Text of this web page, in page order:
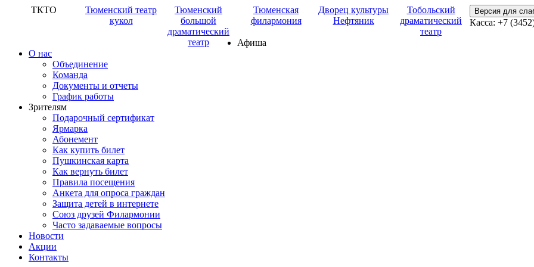
ТКТО
Тюменский театр
кукол
Тюменский
большой
драматический
театр
Тюменская
филармония
Дворец культуры
Нефтяник
Тобольский
драматический
театр
Версия для
Касса: +7
Афиша
О нас
Объединение
Команда
Документы и отчеты
График работы
Зрителям
Подарочный сертификат
Ярмарка
Абонемент
Как купить билет
Пушкинская карта
Как вернуть билет
Правила посещения
Анкета для опроса граждан
Защита детей в интернете
Союз друзей Филармонии
Часто задаваемые вопросы
Новости
Акции
Контакты